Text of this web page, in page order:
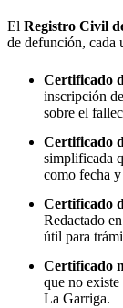
El Registro Civil
de defunción, cada
Certificado
inscripción
sobre el
Certificado
simplificada
como fecha
Certificado
Redactado
útil para
Certificado
que no
La Garriga.